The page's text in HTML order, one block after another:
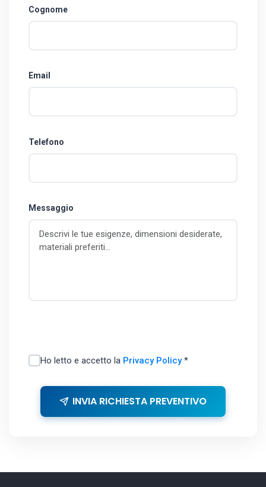
Cognome
Email
Telefono
Messaggio
Ho letto e accetto la Privacy Policy*
INVIA RICHIESTA PREVENTIVO